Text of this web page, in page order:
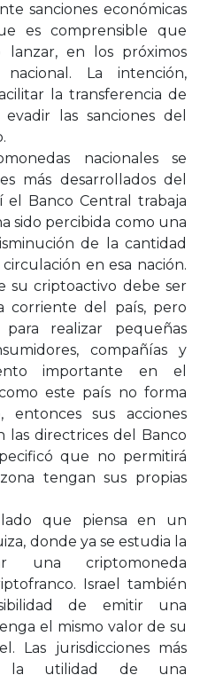
sanciones económicas
es comprensible que
lanzar, en los próximos
La intención,
la transferencia de
las sanciones del
nacionales se
más desarrollados del
el Banco Central trabaja
sido percibida como una
de la cantidad
en esa nación.
su criptoactivo debe ser
corriente del país, pero
realizar pequeñas
compañías y
importante en el
este país no forma
sus acciones
las directrices del Banco
que no permitirá
tengan sus propias
que piensa en un
donde ya se estudia la
una criptomoneda
Israel también
de emitir una
el mismo valor de su
Las jurisdicciones más
la utilidad de una